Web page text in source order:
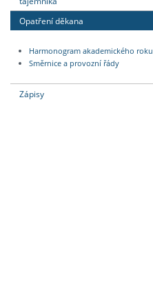
Opatření děkana
Harmonogram akademického roku
Směrnice a provozní řády
Zápisy